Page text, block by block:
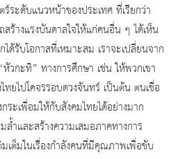
ระดับแนวหน้าของประเทศ ที่เรียกว่า
ร้างแรงบันดาลใจให้แก่คนอื่น ๆ ได้เห็น
ด้รับโอกาสที่เหมาะสม เราจะเปลี่ยนจาก
วกะทิ” ทางการศึกษา เช่น ให้พวกเขา
ทยไปโคจรรอบดวงจันทร์ เป็นต้น ตนเชื่อ
ระเพื่อมให้กับสังคมไทยได้อย่างมาก
ล้ำและสร้างความเสมอภาคทางการ
เต็มในเรื่องกำลังคนที่มีคุณภาพเพื่อขับ